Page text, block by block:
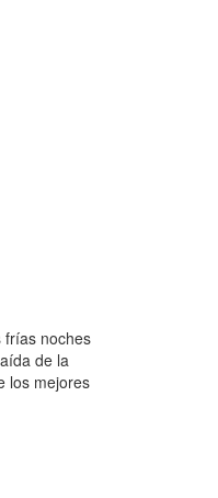
frías noches
de la
los mejores